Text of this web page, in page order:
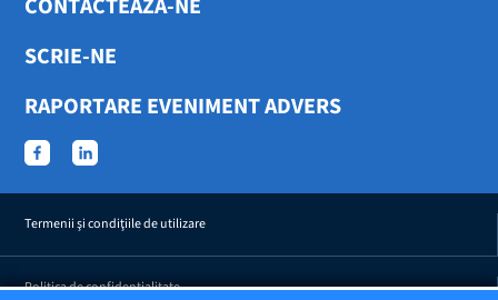
CONTACTEAZĂ-NE
SCRIE-NE
RAPORTARE EVENIMENT ADVERS
Termenii şi condiţiile de utilizare
Politica de confidențialitate